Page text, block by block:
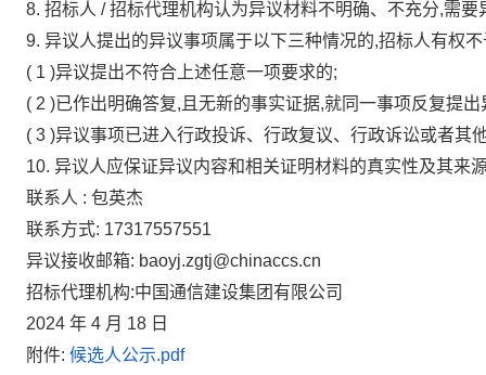
8. 招标人 /招标代理机构认为异议材料不明确、不充分,需
9. 异议人提出的异议事项属于以下三种情况的,招标人有权
( 1 )异议提出不符合上述任意一项要求的;
( 2 )已作出明确答复,且无新的事实证据,就同一事项反复提出
( 3 )异议事项已进入行政投诉、行政复议、行政诉讼或者其
10. 异议人应保证异议内容和相关证明材料的真实性及其来
联系人 : 包英杰
联系方式: 17317557551
异议接收邮箱: baoyj.zgtj@chinaccs.cn
招标代理机构:中国通信建设集团有限公司
2024 年 4 月 18 日
附件: 候选人公示.pdf